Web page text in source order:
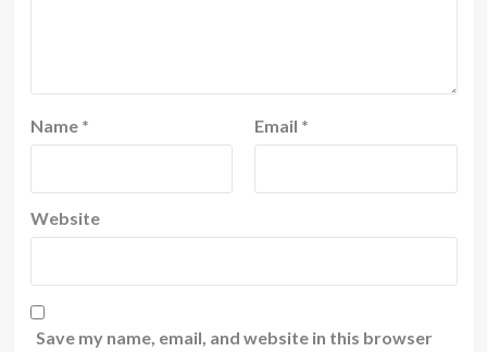
Name * Email *
Website
Save my name, email, and website in this browser